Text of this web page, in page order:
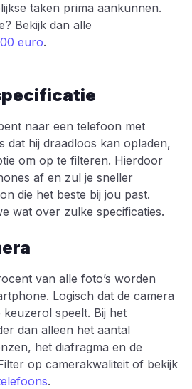
taken prima aankunnen.
Bekijk dan alle
euro.
naar een telefoon met
dat hij draadloos kan opladen,
om op te filteren. Hierdoor
af en zul je sneller
die het beste bij jou past.
wat over zulke specificaties.
van alle foto’s worden
Logisch dat de camera
speelt. Bij het
dan alleen het aantal
het diafragma en de
op camerakwaliteit of bekijk
.